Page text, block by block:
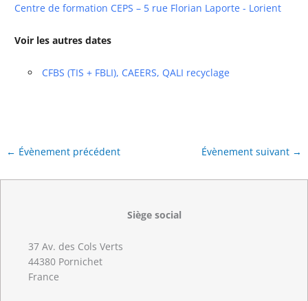
Centre de formation CEPS – 5 rue Florian Laporte - Lorient
Voir les autres dates
CFBS (TIS + FBLI), CAEERS, QALI recyclage
← Évènement précédent Évènement suivant →
Siège social
37 Av. des Cols Verts
44380 Pornichet
France